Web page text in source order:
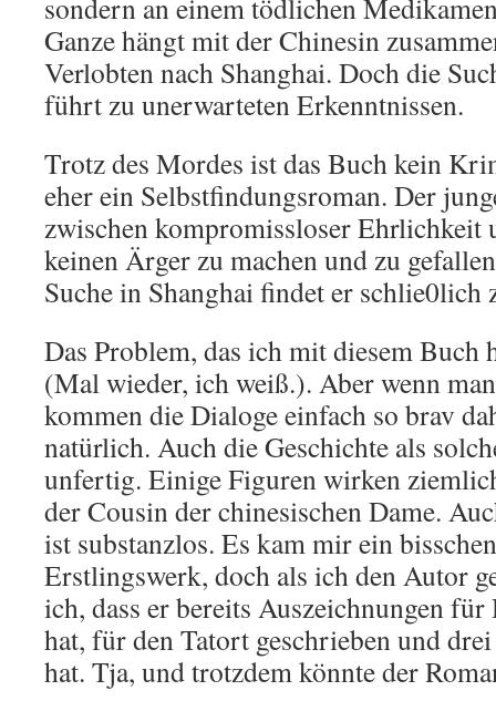
sondern an einem tödlichen
Ganze hängt mit der Chinesin
Verlobten nach Shanghai. Doch die
führt zu unerwarteten Erkenntnissen.
Trotz des Mordes ist das Buch kein
eher ein Selbstfindungsroman. Der
zwischen kompromissloser Ehrlichkeit
keinen Ärger zu machen und zu
Suche in Shanghai findet er schlie0lich
Das Problem, das ich mit diesem Buch
(Mal wieder, ich weiß.). Aber wenn
kommen die Dialoge einfach so brav
natürlich. Auch die Geschichte als
unfertig. Einige Figuren wirken
der Cousin der chinesischen Dame.
ist substanzlos. Es kam mir ein
Erstlingswerk, doch als ich den Autor
ich, dass er bereits Auszeichnungen
hat, für den Tatort geschrieben und
hat. Tja, und trotzdem könnte der